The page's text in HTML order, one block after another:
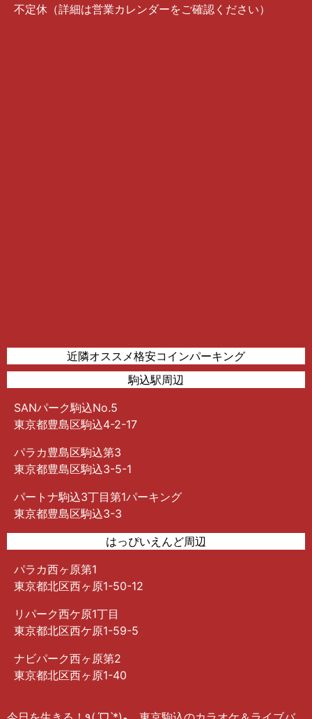
不定休（詳細は営業カレンダーをご確認ください）
近隣オススメ格安コインパーキング
駒込駅周辺
SANパーク駒込No.5
東京都豊島区駒込4-2-17
パラカ豊島区駒込第3
東京都豊島区駒込3-5-1
パートナ駒込3丁目第1パーキング
東京都豊島区駒込3-3
はっぴいえんど周辺
パラカ西ヶ原第1
東京都北区西ヶ原1-50-12
リパーク西ケ原1丁目
東京都北区西ケ原1-59-5
ナビパーク西ヶ原第2
東京都北区西ヶ原1-40